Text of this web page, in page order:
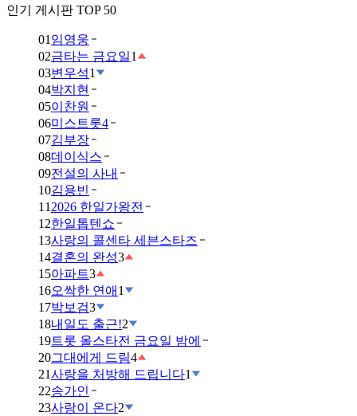
인기 게시판 TOP 50
01 임영웅
02금타는 금요일1
03변우석1
04박지현
05이찬원
06미스트롯4
07김부장
08데이식스
09전설의 사내
10김용빈
11 2026 한일가왕전
12한일톱텐쇼
13사랑의 콜센타 세븐스타즈
14결혼의 완성3
15아파트3
16오싹한 연애 1
17박보검3
18내일도 출근!2
19트롯 올스타전 금요일 밤에
20그대에게 드림4
21사랑을 처방해 드립니다1
22송가인
23사랑이 온다2